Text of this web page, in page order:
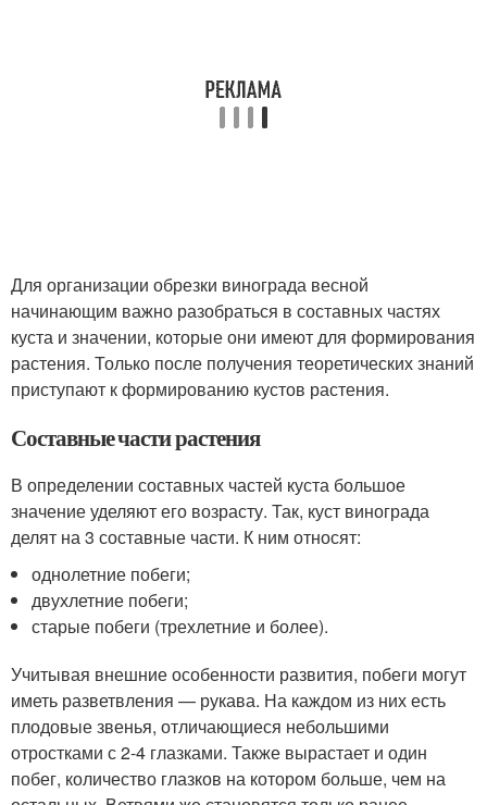
Для организации обрезки винограда весной
начинающим важно разобраться в составных частях
куста и значении, которые они имеют для формирования
растения. Только после получения теоретических знаний
приступают к формированию кустов растения.
Составные части растения
В определении составных частей куста большое
значение уделяют его возрасту. Так, куст винограда
делят на 3 составные части. К ним относят:
однолетние побеги;
двухлетние побеги;
старые побеги (трехлетние и более).
Учитывая внешние особенности развития, побеги могут
иметь разветвления — рукава. На каждом из них есть
плодовые звенья, отличающиеся небольшими
отростками с 2-4 глазками. Также вырастает и один
побег, количество глазков на котором больше, чем на